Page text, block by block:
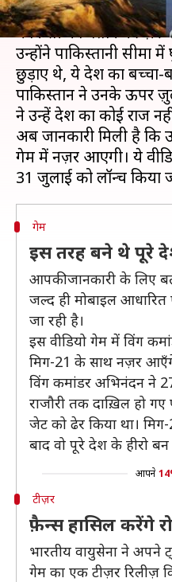
भारतीय वायुसेना के विंग
में किसी को बताने की
उन्होंने पाकिस्तानी
छुड़ाए थे, ये देश का बच्चा-
पाकिस्तान ने उनके ऊपर
ने उन्हें देश का कोई राज
अब जानकारी मिली है कि
गेम में नज़र आएगी। ये
गेम
इस तरह बने थे पूरे
आपकी जानकारी के लिए
जल्द ही मोबाइल
जा रही है।
इस वीडियो गेम में विंग
मिग-21 के साथ नज़र
विंग कमांडर अभिनंदन ने
राजौरी तक दाख़िल हो
जेट को ढेर किया था।
बाद वो पूरे देश के हीरो
आपने
टीज़र
फ़ैन्स हासिल करेंगे
भारतीय वायुसेना ने अपने
गेम का एक टीज़र रिलीज़